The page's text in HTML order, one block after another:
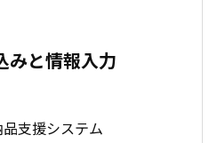
みと情報入力
支援システム